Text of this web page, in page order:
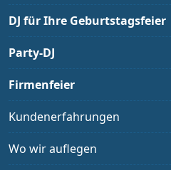
DJ für Ihre Geburtstagsfeier
Party-DJ
Firmenfeier
Kundenerfahrungen
Wo wir auflegen